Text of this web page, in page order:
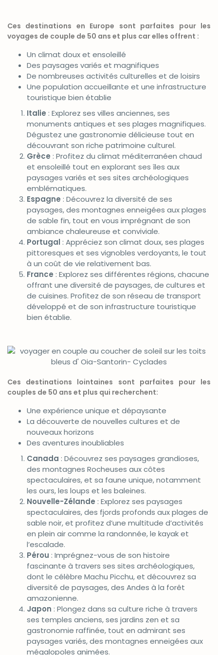
Ces destinations en Europe sont parfaites pour les
voyages de couple de 50 ans et plus car elles offrent :
Un climat doux et ensoleillé
Des paysages variés et magnifiques
De nombreuses activités culturelles et de loisirs
Une population accueillante et une infrastructure
touristique bien établie
Italie : Explorez ses villes anciennes, ses
monuments antiques et ses plages magnifiques.
Dégustez une gastronomie délicieuse tout en
découvrant son riche patrimoine culturel.
Grèce : Profitez du climat méditerranéen chaud
et ensoleillé tout en explorant ses îles aux
paysages variés et ses sites archéologiques
emblématiques.
Espagne : Découvrez la diversité de ses
paysages, des montagnes enneigées aux plages
de sable fin, tout en vous imprégnant de son
ambiance chaleureuse et conviviale.
Portugal : Appréciez son climat doux, ses plages
pittoresques et ses vignobles verdoyants, le tout
à un coût de vie relativement bas.
France : Explorez ses différentes régions, chacune
offrant une diversité de paysages, de cultures et
de cuisines. Profitez de son réseau de transport
développé et de son infrastructure touristique
bien établie.
Ces destinations lointaines sont parfaites pour les
couples de 50 ans et plus qui recherchent:
Une expérience unique et dépaysante
La découverte de nouvelles cultures et de
nouveaux horizons
Des aventures inoubliables
Canada : Découvrez ses paysages grandioses,
des montagnes Rocheuses aux côtes
spectaculaires, et sa faune unique, notamment
les ours, les loups et les baleines.
Nouvelle-Zélande : Explorez ses paysages
spectaculaires, des fjords profonds aux plages de
sable noir, et profitez d’une multitude d’activités
en plein air comme la randonnée, le kayak et
l’escalade.
Pérou : Imprégnez-vous de son histoire
fascinante à travers ses sites archéologiques,
dont le célèbre Machu Picchu, et découvrez sa
diversité de paysages, des Andes à la forêt
amazonienne.
Japon : Plongez dans sa culture riche à travers
ses temples anciens, ses jardins zen et sa
gastronomie raffinée, tout en admirant ses
paysages variés, des montagnes enneigées aux
mégalopoles animées.